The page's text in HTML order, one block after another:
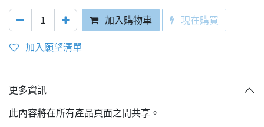
加入購物車 現在購買
加入願望清單
更多資訊
此內容將在所有產品頁面之間共享。